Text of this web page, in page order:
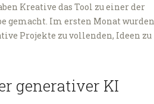
Kreative das Tool zu einer der
gemacht. Im ersten Monat wurden
Projekte zu vollenden, Ideen zu
generativer KI